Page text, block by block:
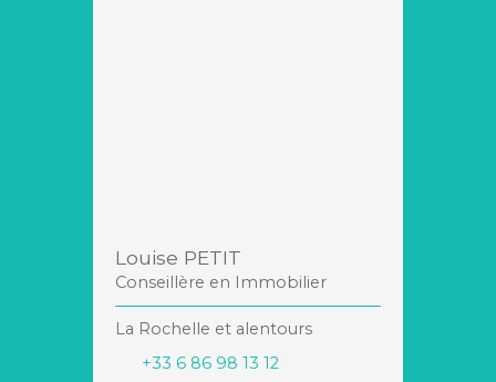
Louise PETIT
Conseillère en Immobilier
La Rochelle et alentours
+33 6 86 98 13 12